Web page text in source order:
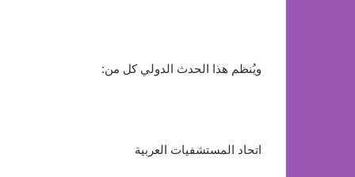
ويُنظم هذا الحدث الدولي كل من:
اتحاد المستشفيات العربية